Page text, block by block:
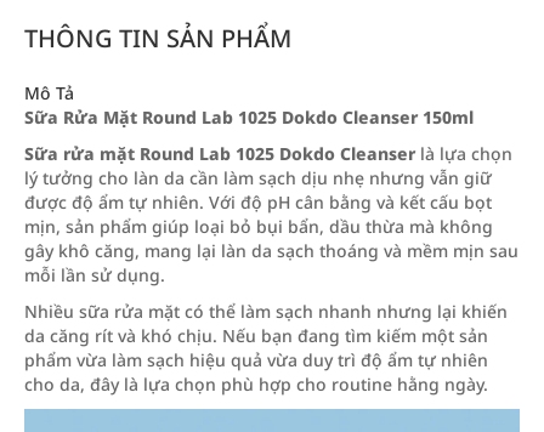
THÔNG TIN SẢN PHẨM
Mô Tả
Sữa Rửa Mặt Round Lab 1025 Dokdo Cleanser 150ml
Sữa rửa mặt Round Lab 1025 Dokdo Cleanser là lựa chọn
lý tưởng cho làn da cần làm sạch dịu nhẹ nhưng vẫn giữ
được độ ẩm tự nhiên. Với độ pH cân bằng và kết cấu bọt
mịn, sản phẩm giúp loại bỏ bụi bẩn, dầu thừa mà không
gây khô căng, mang lại làn da sạch thoáng và mềm mịn sau
mỗi lần sử dụng.
Nhiều sữa rửa mặt có thể làm sạch nhanh nhưng lại khiến
da căng rít và khó chịu. Nếu bạn đang tìm kiếm một sản
phẩm vừa làm sạch hiệu quả vừa duy trì độ ẩm tự nhiên
cho da, đây là lựa chọn phù hợp cho routine hằng ngày.